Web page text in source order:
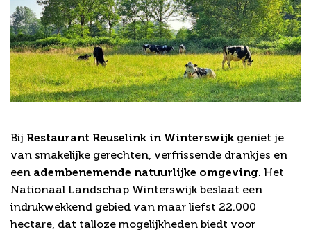
Bij Restaurant Reuselink in Winterswijk geniet je
van smakelijke gerechten, verfrissende drankjes en
een adembenemende natuurlijke omgeving. Het
Nationaal Landschap Winterswijk beslaat een
indrukwekkend gebied van maar liefst 22.000
hectare, dat talloze mogelijkheden biedt voor